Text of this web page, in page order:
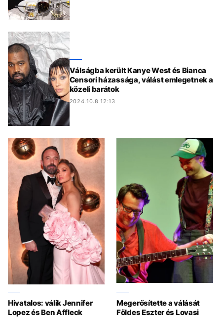
Válságba került Kanye West és Bianca
Censori házassága, válást emlegetnek a
közeli barátok
2024.10.8 12:13
Hivatalos: válik Jennifer
Lopez és Ben Affleck
Megerősítette a válását
Földes Eszter és Lovasi